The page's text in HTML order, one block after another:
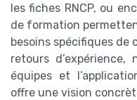
les fiches RNCP, ou
de formation
besoins spécifiques de
retours
équipes et
offre une vision